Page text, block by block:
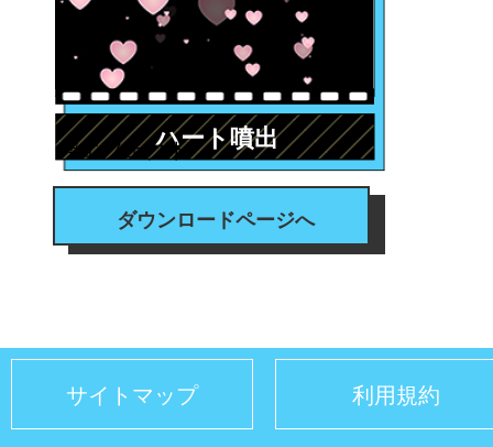
#エフェクトハート噴出
ダウンロードページへ
サイトマップ 利用規約